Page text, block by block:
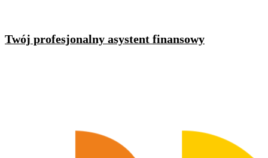
Twój profesjonalny asystent finansowy